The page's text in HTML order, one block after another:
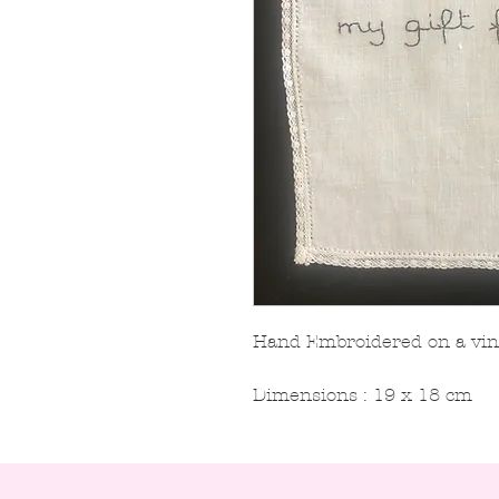
Hand Embroidered on a
Dimensions : 19 x 18 cm